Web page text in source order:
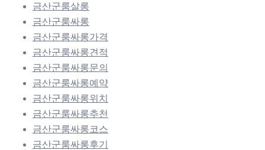
금산군룸살롱
금산군룸싸롱
금산군룸싸롱가격
금산군룸싸롱견적
금산군룸싸롱문의
금산군룸싸롱예약
금산군룸싸롱위치
금산군룸싸롱추천
금산군룸싸롱코스
금산군룸싸롱후기